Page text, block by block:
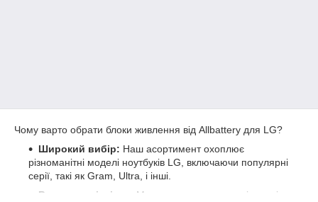
Чому варто обрати блоки живлення від Allbattery для LG?
Широкий вибір: Наш асортимент охоплює
різноманітні моделі ноутбуків LG, включаючи популярні
серії, такі як Gram, Ultra, і інші.
Висока сумісність:
Ми пропонуємо як оригінальні,